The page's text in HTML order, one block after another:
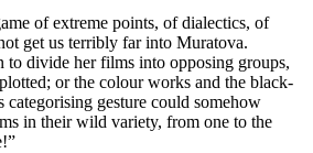
of extreme points, of dialectics, of
get us terribly far into Muratova.
to divide her films into opposing groups,
or the colour works and the black-
gesture could somehow
in their wild variety, from one to the